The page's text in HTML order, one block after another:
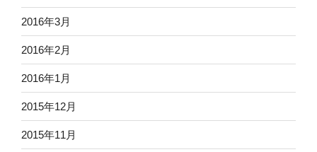
2016年3月
2016年2月
2016年1月
2015年12月
2015年11月